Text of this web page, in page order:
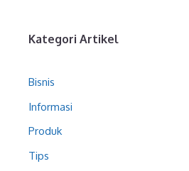
Kategori Artikel
Bisnis
Informasi
Produk
Tips